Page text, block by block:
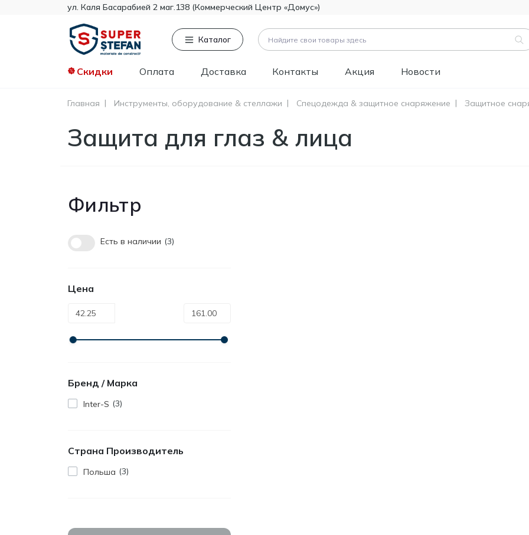
ул. Каля Басарабией 2 маг.138 (Коммерческий Центр «Домус»)
Каталог
Скидки Оплата Доставка Контакты Акция Новости
Tikkurila
Knauf
Минвата
Монтажная пена
Битумно-полимерная
гидроизоляция FOME
Главная Инструменты, оборудование & стеллажи Спецодежда & защитное снаряжение Защитное
Защита для глаз & лица
Фильтр
Есть в наличии 3
Цена
Бренд / Марка
Inter-S 3
Страна Производитель
Польша 3